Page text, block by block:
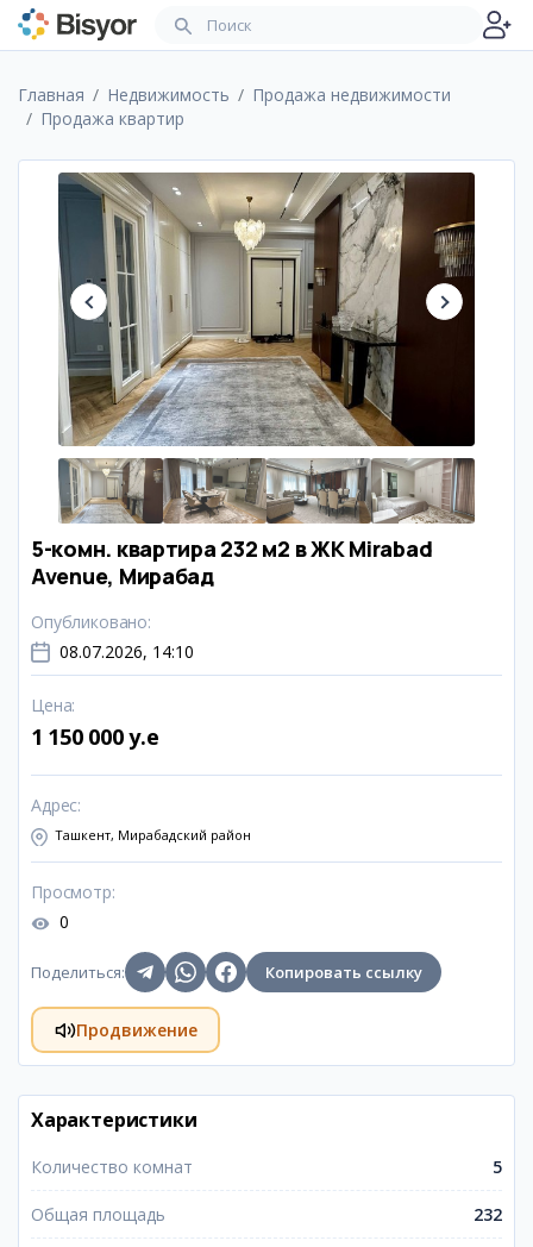
Главная Недвижимость
Продажа недвижимости
Продажа квартир
5-комн. квартира 232 м2 в ЖК Mirabad
Avenue, Мирабад
Опубликовано:
08.07.2026, 14:10
Цена:
1 150 000 y.e
Адрес:
Ташкент, Мирабадский район
Просмотр:
0
Поделиться: Копировать ссылку
Продвижение
Характеристики
Количество комнат 5
Общая площадь 232